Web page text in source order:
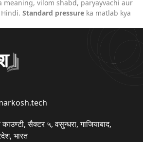
meaning, vilom shabd, paryayvachi aur
Standard pressure ka matlab kya
सैक्टर ५, वसुन्धरा, गाजियाबाद,
भारत